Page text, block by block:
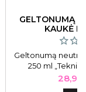
GELTONUMĄ
KAUKĖ
Geltonumą
250 ml „Teknia
Geltonumą
Kaina